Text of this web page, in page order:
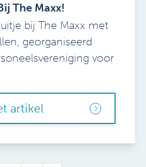
The Maxx!
bij The Maxx met
georganiseerd
voor
artikel